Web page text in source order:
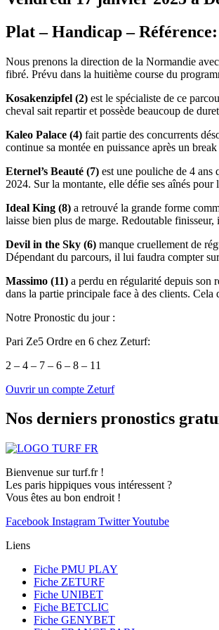
Plat – Handicap –
Nous prenons la direction de la Normandie
fibré. Prévu dans la huitième course du
Kosakenzipfel (2) est le spécialiste de ce
cheval sait repartir et possède beaucoup de
Kaleo Palace (4) fait partie des concurrents
continue sa montée en puissance après un
Eternel’s Beauté (7) est une pouliche de 4 ans
2024. Sur la montante, elle défie ses aînés
Ideal King (8) a retrouvé la grande forme
laisse bien plus de marge. Redoutable
Devil in the Sky (6) manque cruellement de
Dépendant du parcours, il lui faudra compter
Massimo (11) a perdu en régularité depuis son
dans la partie principale face à des clients.
Notre Pronostic du jour :
Pari Ze5 Ordre en 6 chez Zeturf:
2 – 4 – 7 – 6 – 8 – 11
Ouvrir un compte Zeturf
Nos derniers pronostics
Bienvenue sur turf.fr !
Les paris hippiques vous intéressent ?
Vous êtes au bon endroit !
Facebook Instagram TwitterYoutube
Liens
Fiche PMU PLAY
Fiche ZETURF
Fiche UNIBET
Fiche BETCLIC
Fiche GENYBET